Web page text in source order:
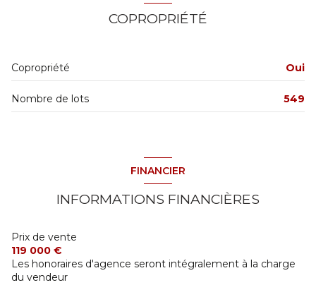
salle de bain
4.45 m²
chambre
11.86 m²
COPROPRIÉTÉ
Copropriété Oui
Nombre de lots 549
FINANCIER
INFORMATIONS FINANCIÈRES
Prix de vente
119 000 €
Les honoraires d'agence seront intégralement à la charge
du vendeur